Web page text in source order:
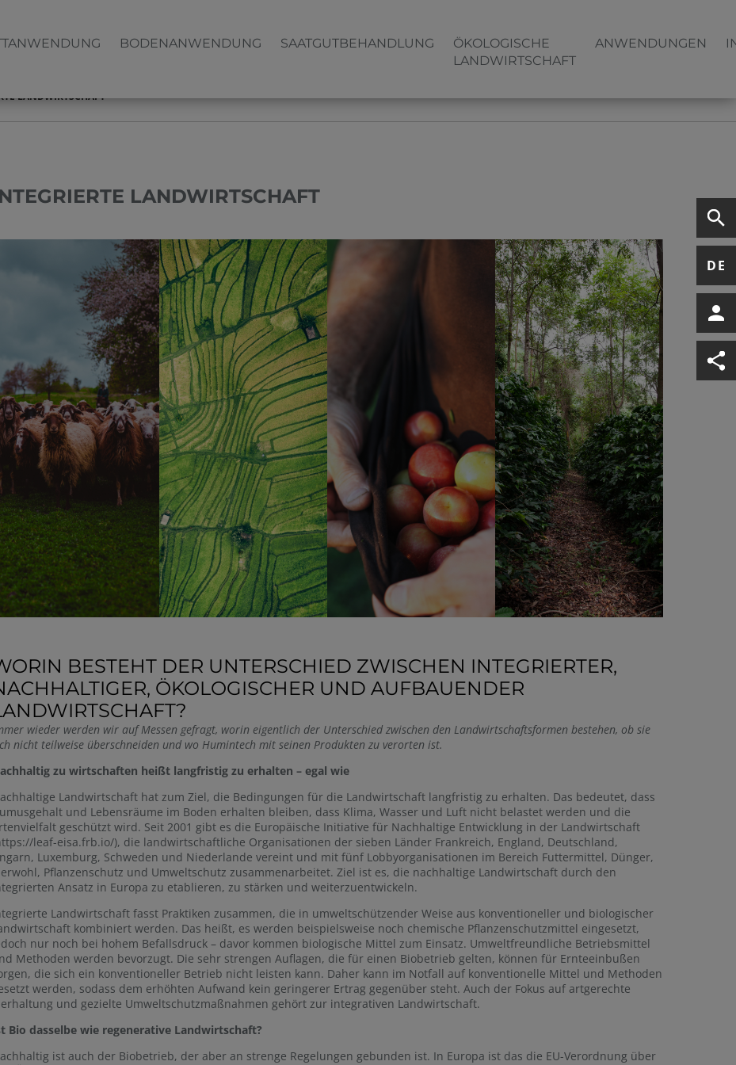
BODENANWENDUNG SAATGUTBEHANDLUNG
ÖKOLOGISCHE
LANDWIRTSCHAFT
ANWENDUNGEN
DE
LANDWIRTSCHAFT
LANDWIRTSCHAFT
BESTEHT DER UNTERSCHIED ZWISCHEN INTEGRIERTER,
ÖKOLOGISCHER UND AUFBAUENDER
wieder werden wir auf Messen gefragt, worin eigentlich der Unterschied zwischen den Landwirtschaftsformen bestehen, ob sie
nicht teilweise überschneiden und wo Humintech mit seinen Produkten zu verorten ist.
zu wirtschaften heißt langfristig zu erhalten – egal wie
Landwirtschaft hat zum Ziel, die Bedingungen für die Landwirtschaft langfristig zu erhalten. Das bedeutet, dass
und Lebensräume im Boden erhalten bleiben, dass Klima, Wasser und Luft nicht belastet werden und die
geschützt wird. Seit 2001 gibt es die Europäische Initiative für Nachhaltige Entwicklung in der Landwirtschaft
leaf-eisa.frb.io/), die landwirtschaftliche Organisationen der sieben Länder Frankreich, England, Deutschland,
Luxemburg, Schweden und Niederlande vereint und mit fünf Lobbyorganisationen im Bereich Futtermittel, Dünger,
Pflanzenschutz und Umweltschutz zusammenarbeitet. Ziel ist es, die nachhaltige Landwirtschaft durch den
Ansatz in Europa zu etablieren, zu stärken und weiterzuentwickeln.
Landwirtschaft fasst Praktiken zusammen, die in umweltschützender Weise aus konventioneller und biologischer
kombiniert werden. Das heißt, es werden beispielsweise noch chemische Pflanzenschutzmittel eingesetzt,
nur noch bei hohem Befallsdruck – davor kommen biologische Mittel zum Einsatz. Umweltfreundliche Betriebsmittel
Methoden werden bevorzugt. Die sehr strengen Auflagen, die für einen Biobetrieb gelten, können für Ernteeinbußen
die sich ein konventioneller Betrieb nicht leisten kann. Daher kann im Notfall auf konventionelle Mittel und Methoden
werden, sodass dem erhöhten Aufwand kein geringerer Ertrag gegenüber steht. Auch der Fokus auf artgerechte
und gezielte Umweltschutzmaßnahmen gehört zur integrativen Landwirtschaft.
Bio dasselbe wie regenerative Landwirtschaft?
ist auch der Biobetrieb, der aber an strenge Regelungen gebunden ist. In Europa ist das die EU-Verordnung über